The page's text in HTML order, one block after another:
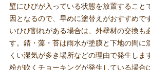
壁にひびが入っている状態を放置すること
因となるので、早めに塗替えがおすすめで
いひび割れがある場合は、外壁材の交換も
す。錆・藻・苔は雨水が塗膜と下地の間に
くい湿気が多き場所などの理由で発生しま